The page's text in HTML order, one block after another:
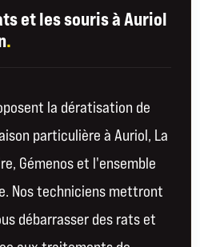
et les souris à Auriol
.
la dératisation de
particulière à Auriol, La
Gémenos et l'ensemble
Nos techniciens mettront
débarrasser des rats et